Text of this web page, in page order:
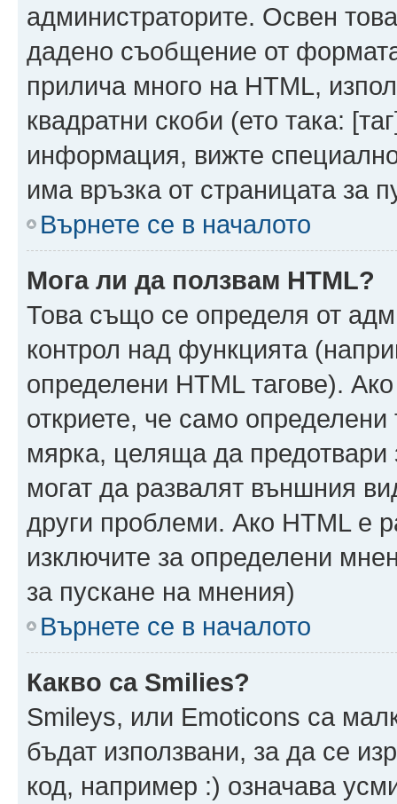
администраторите. Освен
дадено съобщение от
прилича много на HTML,
квадратни скоби (ето така:
информация, вижте
има връзка от страницата за
Върнете се в началото
Мога ли да ползвам HTML?
Това също се определя от
контрол над функцията
определени HTML тагове).
откриете, че само определени
мярка, целяща да предотвари
могат да развалят външния
други проблеми. Ако HTML е
изключите за определени
за пускане на мнения)
Върнете се в началото
Какво са Smilies?
Smileys, или Emoticons са
бъдат използвани, за да се
код, например :) означава